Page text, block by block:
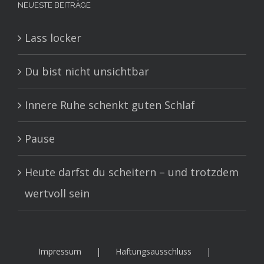
NEUESTE BEITRÄGE
Lass locker
Du bist nicht unsichtbar
Innere Ruhe schenkt guten Schlaf
Pause
Heute darfst du scheitern – und trotzdem
wertvoll sein
Impressum Haftungsausschluss